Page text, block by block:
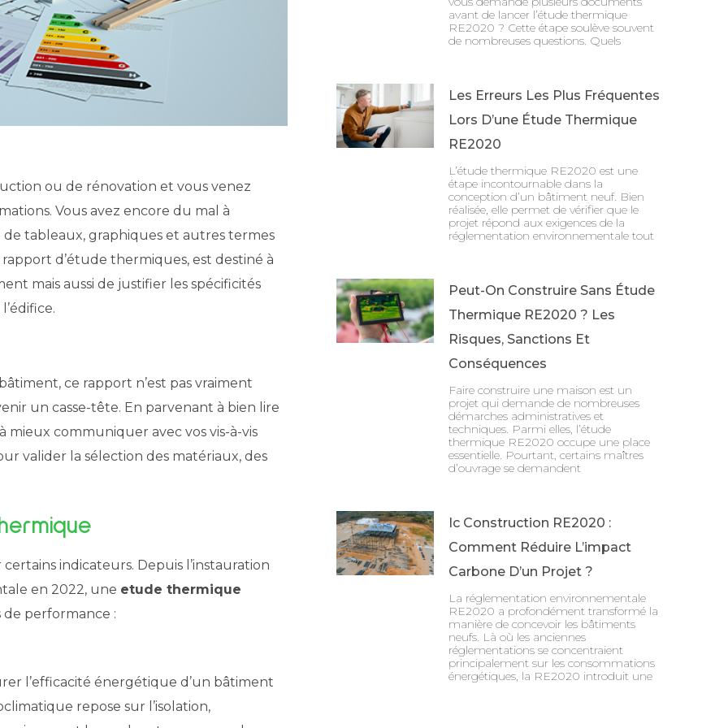
ou de rénovation et vous venez
Vous avez encore du mal à
tableaux, graphiques et autres termes
d’étude thermiques, est destiné à
mais aussi de justifier les spécificités
ce rapport n’est pas vraiment
un casse-tête. En parvenant à bien lire
mieux communiquer avec vos vis-à-vis
valider la sélection des matériaux, des
indicateurs. Depuis l’instauration
en 2022, une etude thermique
performance :
l’efficacité énergétique d’un bâtiment
repose sur l’isolation,
avant de lancer l’étude thermique
RE2020 ? Cette étape soulève souvent
de nombreuses questions. Quels
Les Erreurs Les Plus Fréquentes
Lors D’une Étude Thermique
RE2020
L’étude thermique RE2020 est une
étape incontournable dans la
conception d’un bâtiment neuf. Bien
réalisée, elle permet de vérifier que le
projet répond aux exigences de la
réglementation environnementale tout
Peut-On Construire Sans Étude
Thermique RE2020 ? Les
Risques, Sanctions Et
Conséquences
Faire construire une maison est un
projet qui demande de nombreuses
démarches administratives et
techniques. Parmi elles, l’étude
thermique RE2020 occupe une place
essentielle. Pourtant, certains maîtres
d’ouvrage se demandent
Ic Construction RE2020 :
Comment Réduire L’impact
Carbone D’un Projet ?
La réglementation environnementale
RE2020 a profondément transformé la
manière de concevoir les bâtiments
neufs. Là où les anciennes
réglementations se concentraient
principalement sur les consommations
énergétiques, la RE2020 introduit une